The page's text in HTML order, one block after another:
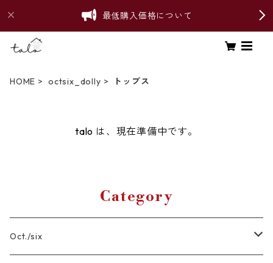
最低購入価格について
HOME octsix_dolly トップス
talo は、現在準備中です。
Category
Oct./six